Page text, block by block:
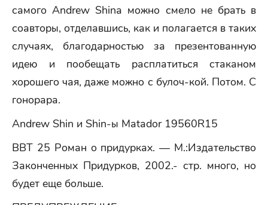
самого Andrew Shinа можно смело не брать в
соавторы, отделавшись, как и полагается в таких
случаях, благодарностью за презентованную
идею и пообещать расплатиться стаканом
хорошего чая, даже можно с булоч-кой. Потом. С
гонорара.
Andrew Shin и Shin-ы Matador 19560R15
ВВТ 25 Роман о придурках. — М.:Издательство
Законченных Придурков, 2002.- стр. много, но
будет еще больше.